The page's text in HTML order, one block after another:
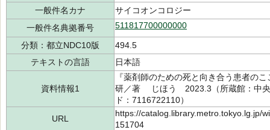
一般件名カナ
サイコオンコロジー
一般件名典拠番号
511817700000000
分類：都立NDC10版
494.5
テキストの言語
日本語
資料情報1
『薬剤師のための死と向き合う患者の
研／著 じほう 2023.3（所蔵館：中
ド：7116722110）
URL
https://catalog.library.metro.tokyo.lg.jp/
151704